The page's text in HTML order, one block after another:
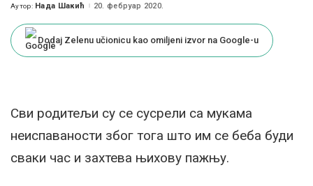
Posted
Аутор: Нада Шакић 20. фебруар 2020.
Dodaj Zelenu učionicu kao omiljeni izvor na Google-u
Сви родитељи су се сусрели са мукама
неиспаваности због тога што им се беба буди
сваки час и захтева њихову пажњу.